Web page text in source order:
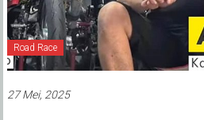
Road Race
27 Mei, 2025